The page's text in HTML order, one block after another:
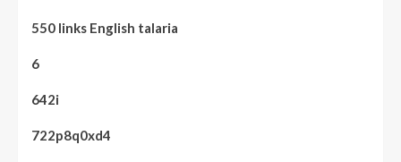
550 links English talaria
6
642i
722p8q0xd4